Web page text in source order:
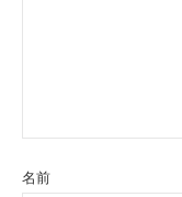
名前